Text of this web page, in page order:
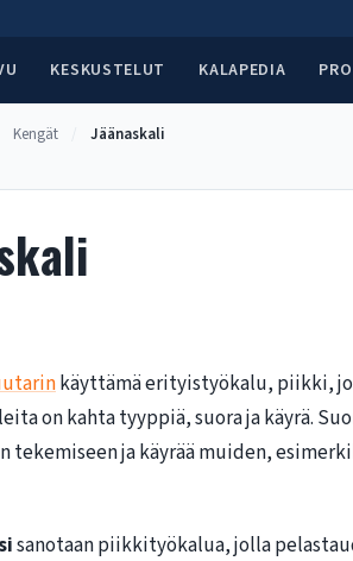
KESKUSTELUT KALAPEDIA
Kengät Jäänaskali
käyttämä erityistyökalu, piikki,
on kahta tyyppiä, suora ja käyrä.
tekemiseen ja käyrää muiden,
sanotaan piikkityökalua, jolla